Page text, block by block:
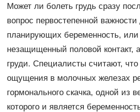
Может ли болеть грудь сразу
вопрос первостепенной
планирующих беременность,
незащищенный половой контакт,
груди. Специалисты считают,
ощущения в молочных железах
гормонального скачка, одной из
которого и является